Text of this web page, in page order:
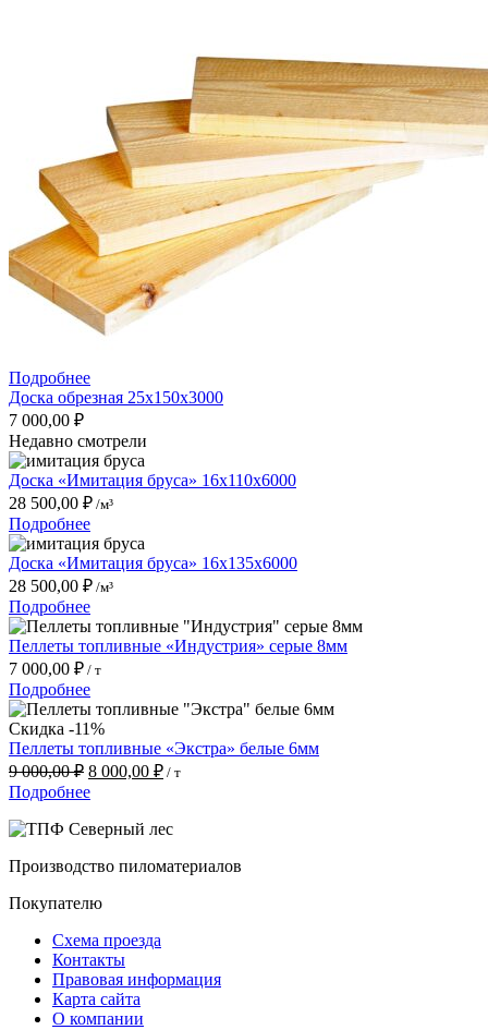
Подробнее
Доска обрезная 25x150x3000
7 000,00 ₽
Недавно смотрели
Доска «Имитация бруса» 16x110x6000
28 500,00 ₽ /м³
Подробнее
Доска «Имитация бруса» 16x135x6000
28 500,00 ₽ /м³
Подробнее
Пеллеты топливные «Индустрия» серые 8мм
7 000,00 ₽ / т
Подробнее
Скидка -11%
Пеллеты топливные «Экстра» белые 6мм
9 000,00₽ Первоначальная
цена
составляла
9
8 000,00 ₽Текущая
000,00 ₽.
/ т
Подробнее
Производство пиломатериалов
Покупателю
Схема проезда
Контакты
Правовая информация
Карта сайта
О компании